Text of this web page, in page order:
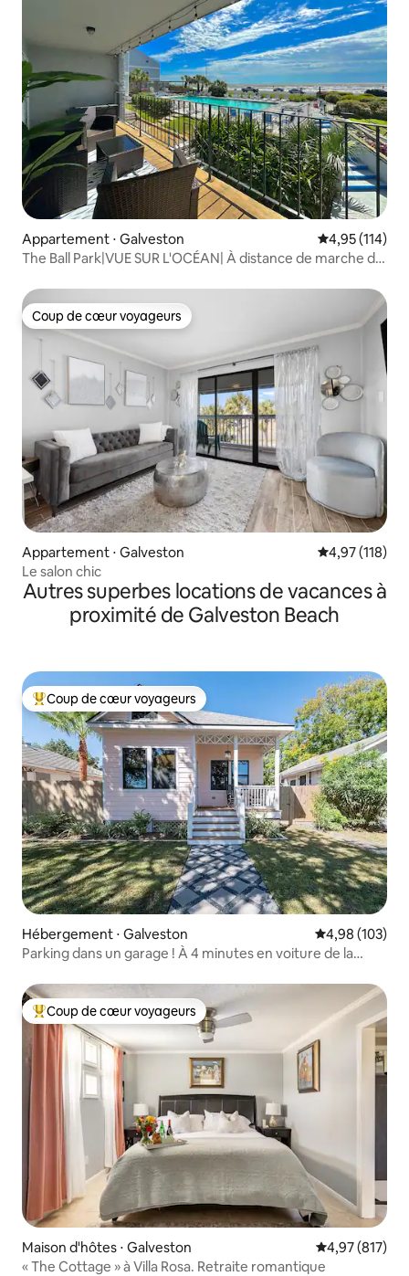
Appartement ⋅ Galveston Évaluation
4,95 (114)
The Ball Park|VUE SUR L'OCÉAN| À distance de marche de
Coup de cœur voyageurs
Coup de cœur voyageurs
Appartement ⋅ Galveston Évaluation
4,97 (118)
Le salon chic
Autres superbes locations de vacances à
proximité de Galveston Beach
Coups de cœur voyageurs les plus appréciés
Coup de cœur voyageurs
Hébergement ⋅ Galveston Évaluation
4,98 (103)
Parking dans un garage ! À 4 minutes en voiture de la
Coups de cœur voyageurs les plus appréciés
Coup de cœur voyageurs
Maison d'hôtes ⋅ Galveston Évaluation
4,97 (817)
« The Cottage » à Villa Rosa. Retraite romantique